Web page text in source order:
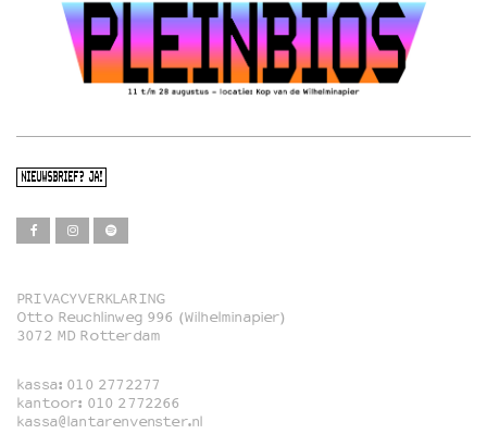
NIEUWSBRIEF? JA!
Film
Familie
PRIVACYVERKLARING
Otto Reuchlinweg 996 (Wilhelminapier)
3072 MD Rotterdam
kassa: 010 2772277
kantoor: 010 2772266
kassa@lantarenvenster.nl